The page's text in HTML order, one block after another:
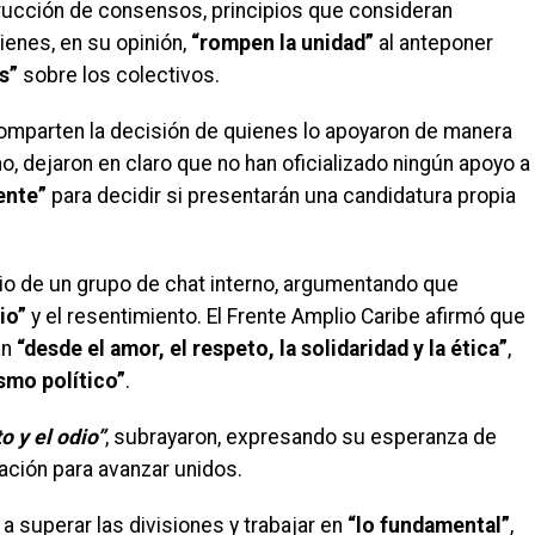
de consensos, principios que consideran
en su opinión, “rompen la unidad” al anteponer
sobre los colectivos.
la decisión de quienes lo apoyaron de manera
dejaron en claro que no han oficializado ningún apoyo a
para decidir si presentarán una candidatura propia
de un grupo de chat interno, argumentando que
y el resentimiento. El Frente Amplio Caribe afirmó que
“desde el amor, el respeto, la solidaridad y la ética”,
político”.
y el odio”, subrayaron, expresando su esperanza de
para avanzar unidos.
superar las divisiones y trabajar en “lo fundamental”,